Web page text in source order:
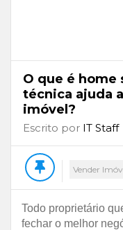
O que é home
técnica ajuda
imóvel?
Escrito por IT Staff
Vender
Todo proprietário
fechar o melhor